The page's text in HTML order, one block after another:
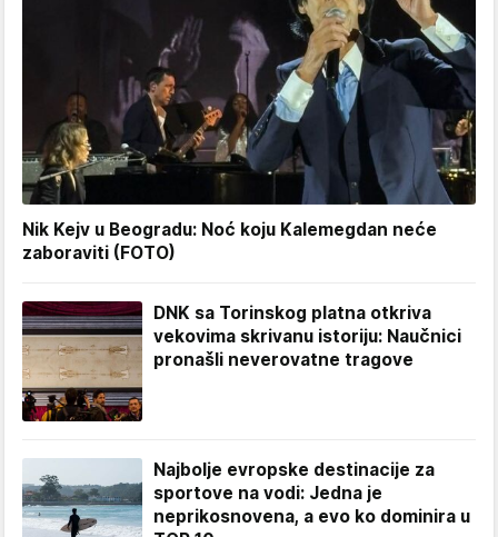
Nik Kejv u Beogradu: Noć koju Kalemegdan neće
zaboraviti (FOTO)
DNK sa Torinskog platna otkriva
vekovima skrivanu istoriju: Naučnici
pronašli neverovatne tragove
Najbolje evropske destinacije za
sportove na vodi: Jedna je
neprikosnovena, a evo ko dominira u